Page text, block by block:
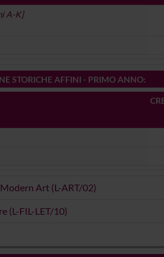
A-K]
STORICHE AFFINI - PRIMO ANNO:
Art (L-ART/02)
(L-FIL-LET/10)